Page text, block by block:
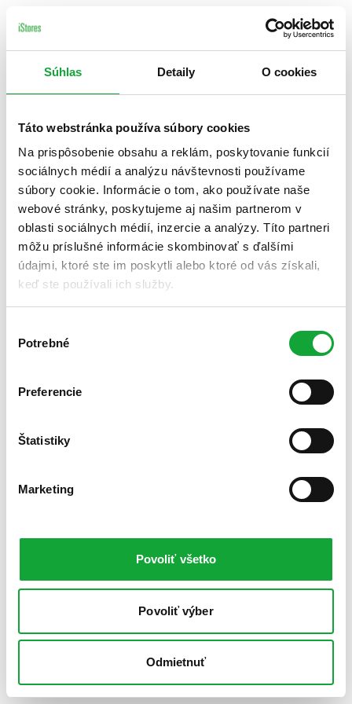
Súhlas Detaily O cookies
Táto webstránka používa súbory cookies
Na prispôsobenie obsahu a reklám, poskytovanie funkcií
sociálnych médií a analýzu návštevnosti používame
súbory cookie. Informácie o tom, ako používate naše
webové stránky, poskytujeme aj našim partnerom v
oblasti sociálnych médií, inzercie a analýzy. Títo partneri
môžu príslušné informácie skombinovať s ďalšími
údajmi, ktoré ste im poskytli alebo ktoré od vás získali,
keď ste používali ich služby.
súhlasu
Potrebné
Preferencie
Štatistiky
Marketing
Povoliť všetko
Povoliť výber
Odmietnuť